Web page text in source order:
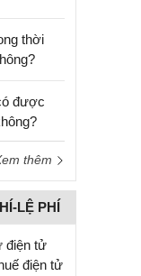
thời
được
thêm
LỆ PHÍ
điện tử
điện tử